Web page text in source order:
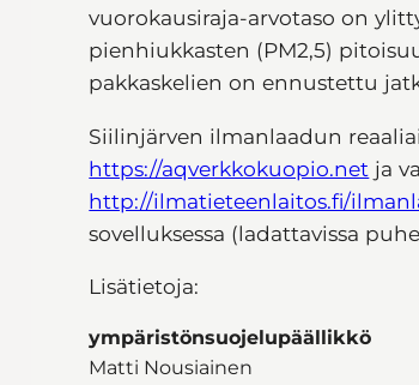
vuorokausiraja-arvotaso on
pienhiukkasten (PM2,5)
pakkaskelien on ennustettu
Siilinjärven ilmanlaadun
https://aqverkkokuopio.net ja
http://ilmatieteenlaitos.fi/
sovelluksessa (ladattavissa
Lisätietoja:
ympäristönsuojelupäällikkö
Matti Nousiainen